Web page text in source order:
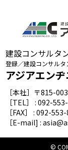
建設コンサルタ
登録／建設コンサル
アジアエン
［本社］〒815-
［TEL］ : 092-
［FAX］ : 092-
［E-mail] :
©︎